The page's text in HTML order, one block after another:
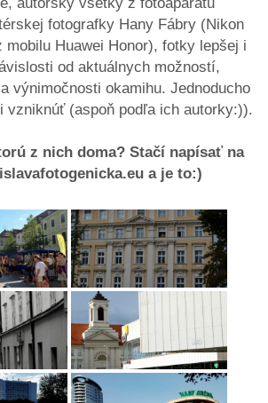
fotografky Hany Fábry (Nikon
mobilu Huawei Honor), fotky lepšej i
od aktuálnych možností,
výnimočnosti okamihu. Jednoducho
vzniknúť (aspoň podľa ich autorky:)).
z nich doma? Stačí napísať na
a je to:)